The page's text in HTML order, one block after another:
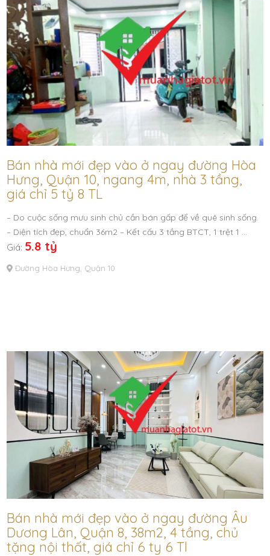
Bán nhà mới đẹp vào ở ngay đường Hòa
Hưng, Quận 10, ngang 4m, nhà 3 tầng,
giá chỉ 5 tỷ 8 TL
– Do cuộc sống mưu sinh chủ cần bán gấp để về quê sinh sống.
– Diện tích đẹp, chuẩn 36m2 – Kết cấu 3 tầng BTCT, 1 trệt 1 …
Giá: 5.8 tỷ
Đường Hòa Hưng, Quận 10
Bán nhà mới đẹp vào ở ngay đường Âu
Dương Lân, Quận 8, 38m2, 4 tầng, chủ
tặng nội thất, giá chỉ 6 ty 6 Tl